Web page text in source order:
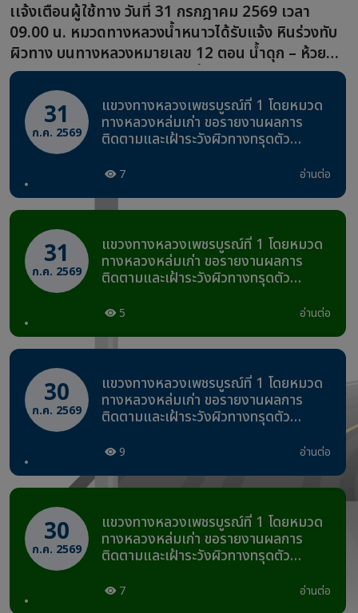
เเจ้งเตือนผู้ใช้ทาง วันที่ 31 กรกฎาคม 2569 เวลา
09.00 น. หมวดทางหลวงน้ำหนาวได้รับแจ้ง หินร่วงทับ
ผิวทาง บนทางหลวงหมายเลข 12 ตอน น้ำดุก – ห้วยซำ
มะคาว บริเวณ กม.378+900 (ฝั่งซ้ายทาง)
31
ก.ค. 2569
แขวงทางหลวงเพชรบูรณ์ที่ 1 โดยหมวด
ทางหลวงหล่มเก่า ขอรายงานผลการ
ติดตามและเฝ้าระวังผิวทางทรุดตัว
อุทยานแห่งชาติภูหินร่องกล้า ช่วง
2569 เวลา 07.00 น.
7 อ่านต่อ
31
ก.ค. 2569
แขวงทางหลวงเพชรบูรณ์ที่ 1 โดยหมวด
ทางหลวงหล่มเก่า ขอรายงานผลการ
ติดตามและเฝ้าระวังผิวทางทรุดตัว
อุทยานแห่งชาติภูหินร่องกล้า ช่วง
2569 เวลา 02.00 น.
5 อ่านต่อ
30
ก.ค. 2569
แขวงทางหลวงเพชรบูรณ์ที่ 1 โดยหมวด
ทางหลวงหล่มเก่า ขอรายงานผลการ
ติดตามและเฝ้าระวังผิวทางทรุดตัว
อุทยานแห่งชาติภูหินร่องกล้า ช่วง
2569 เวลา 22.00 น.
9 อ่านต่อ
30
ก.ค. 2569
แขวงทางหลวงเพชรบูรณ์ที่ 1 โดยหมวด
ทางหลวงหล่มเก่า ขอรายงานผลการ
ติดตามและเฝ้าระวังผิวทางทรุดตัว
อุทยานแห่งชาติภูหินร่องกล้า ช่วง
7 อ่านต่อ